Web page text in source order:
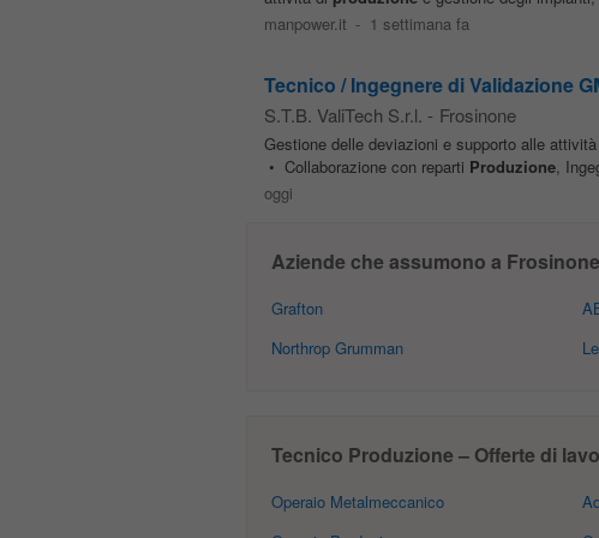
manpower.it - 1 settimana fa
Tecnico / Ingegnere di Validazione
S.T.B. ValiTech S.r.l. - Frosinone
Gestione delle deviazioni e supporto alle
• Collaborazione con reparti Produzione,
oggi
Aziende che assumono a
Grafton
Northrop Grumman
Tecnico Produzione – Offerte di
Operaio Metalmeccanico